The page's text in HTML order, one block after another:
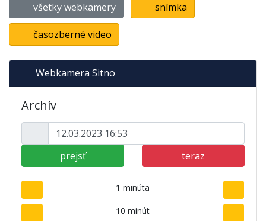
všetky webkamery snímka
časozberné video
Webkamera Sitno
Archív
prejsť teraz
1 minúta
10 minút